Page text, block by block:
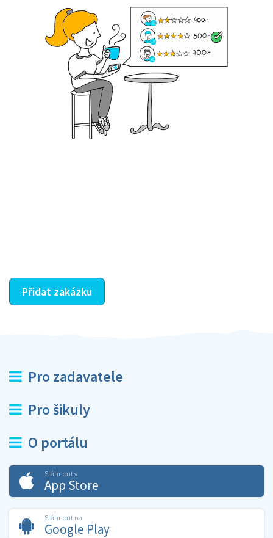
Přidat zakázku
Pro zadavatele
Pro šikuly
O portálu
Stáhnout v
App Store
Stáhnout na
Google Play